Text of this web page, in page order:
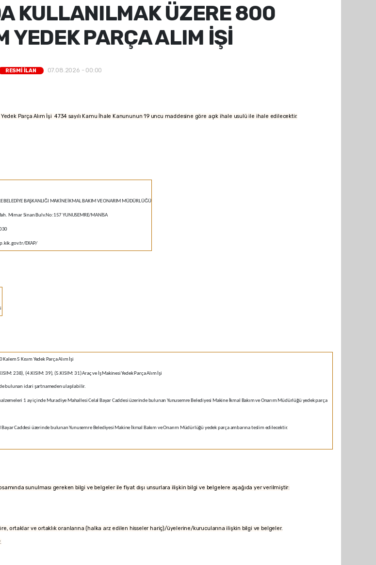
KULLANILMAK ÜZERE 800
YEDEK PARÇA ALIM İŞİ
RESMİ İLAN 07.08.2026 - 00:00
Parça Alım İşi 4734 sayılı Kamu İhale Kanununun 19 uncu maddesine göre açık ihale usulü ile ihale edilecektir.
BELEDİYE BAŞKANLIĞI MAKİNE İKMAL BAKIM VE ONARIM MÜDÜRLÜĞÜ
Mimar Sinan Bulv.No:157 YUNUSEMRE/MANİSA
EKAP/
5 Kısım Yedek Parça Alım İşi
238), (4.KISIM: 39), (5.KISIM: 31) Araç ve İş Makinesi Yedek Parça Alım İşi
bulunan idari şartnameden ulaşılabilir.
1 ay içinde Muradiye Mahallesi Celal Bayar Caddesi üzerinde bulunan Yunusemre Belediyesi Makine İkmal Bakım ve Onarım Müdürlüğü yedek parça
Caddesi üzerinde bulunan Yunusemre Belediyesi Makine İkmal Bakım ve Onarım Müdürlüğü yedek parça ambarına teslim edilecektir.
sunulması gereken bilgi ve belgeler ile fiyat dışı unsurlara ilişkin bilgi ve belgelere aşağıda yer verilmiştir:
ortaklar ve ortaklık oranlarına (halka arz edilen hisseler hariç)/üyelerine/kurucularına ilişkin bilgi ve belgeler.